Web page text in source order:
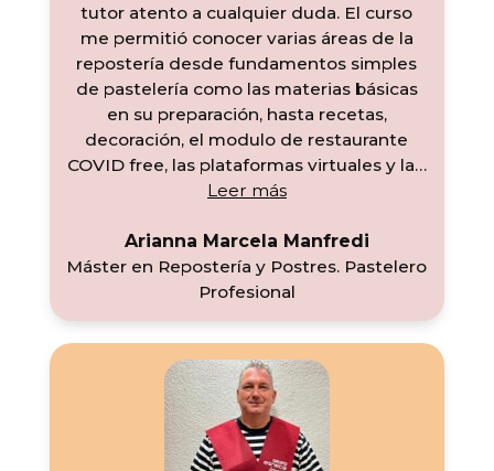
tutor atento a cualquier duda. El curso
me permitió conocer varias áreas de la
repostería desde fundamentos simples
de pastelería como las materias básicas
en su preparación, hasta recetas,
decoración, el modulo de restaurante
COVID free, las plataformas virtuales y la…
Leer más«Arianna Marcela
Arianna Marcela Manfredi
Máster en Repostería y Postres. Pastelero
Profesional